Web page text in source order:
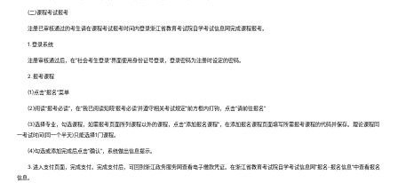
(二)课程考试报考
注册已审核通过的考生请在课程考试报考时间内登录浙江省教育考试院自学考试信息网完成课程报考。
1.登录系统
注册审核通过后，在“社会考生登录”界面使用身份证号登录，登录密码为注册时设定的密码。
2.报考课程
(1)点击“报名”菜单
(2)阅读“报考必读”，在“我已阅读知晓‘报考必读’并遵守相关考试规定”前方框内打钩，点击“请前往报名”
(3)选择专业，勾选课程，如需报考页面所列课程以外的课程，点击“添加报名课程”，在添加报名课程页面填写所需报考课程的代码并保存。理论课程同
一考试时间(同一个半天)只能选择1门课程。
(4)勾选或添加完成后点击“确认”，系统做出信息提示。
3.进入支付页面，完成支付。完成支付后，可回到浙江政务服务网查看电子缴款凭证。在浙江省教育考试院自学考试信息网“报名-报名信息”中查看报名
信息。